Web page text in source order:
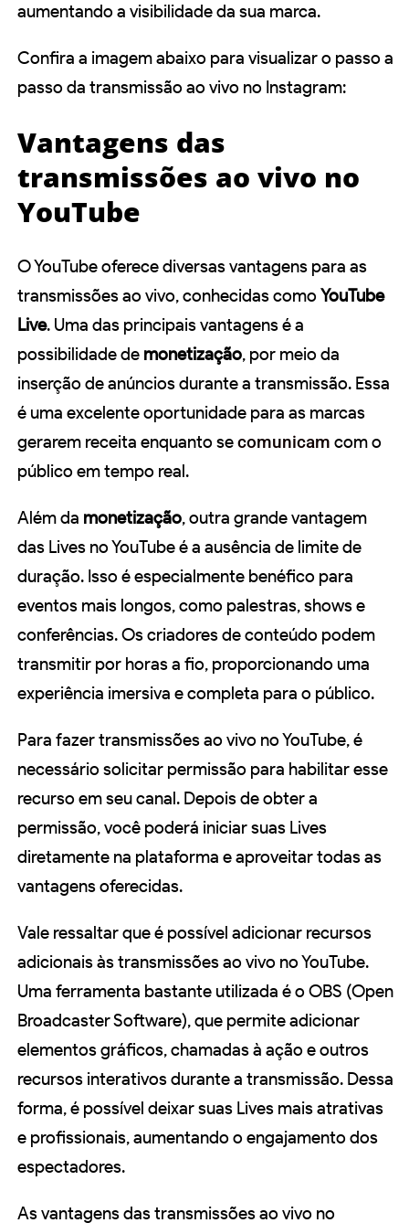
aumentando a visibilidade da sua marca.
Confira a imagem abaixo para visualizar o passo a
passo da transmissão ao vivo no Instagram:
Vantagens das
transmissões ao vivo no
YouTube
O YouTube oferece diversas vantagens para as
transmissões ao vivo, conhecidas como YouTube
Live. Uma das principais vantagens é a
possibilidade de monetização, por meio da
inserção de anúncios durante a transmissão. Essa
é uma excelente oportunidade para as marcas
gerarem receita enquanto secomunicam com o
público em tempo real.
Além da monetização, outra grande vantagem
das Lives no YouTube é a ausência de limite de
duração. Isso é especialmente benéfico para
eventos mais longos, como palestras, shows e
conferências. Os criadores de conteúdo podem
transmitir por horas a fio, proporcionando uma
experiência imersiva e completa para o público.
Para fazer transmissões ao vivo no YouTube, é
necessário solicitar permissão para habilitar esse
recurso em seu canal. Depois de obter a
permissão, você poderá iniciar suas Lives
diretamente na plataforma e aproveitar todas as
vantagens oferecidas.
Vale ressaltar que é possível adicionar recursos
adicionais às transmissões ao vivo no YouTube.
Uma ferramenta bastante utilizada é o OBS (Open
Broadcaster Software), que permite adicionar
elementos gráficos, chamadas à ação e outros
recursos interativos durante a transmissão. Dessa
forma, é possível deixar suas Lives mais atrativas
e profissionais, aumentando o engajamento dos
espectadores.
As vantagens das transmissões ao vivo no